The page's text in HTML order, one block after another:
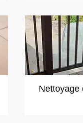
Nettoyage